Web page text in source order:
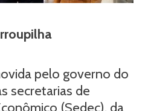
pelo governo do
secretarias de